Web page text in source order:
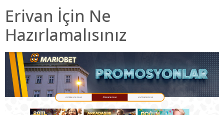
Erivan İçin Ne
Hazırlamalısınız